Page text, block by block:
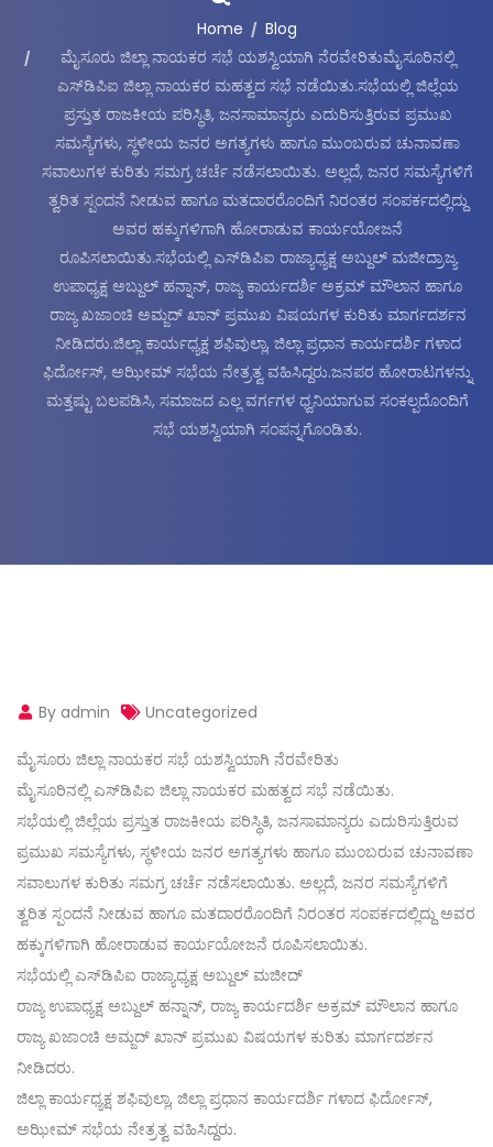
Home
Blog
ಮೈಸೂರು ಜಿಲ್ಲಾ ನಾಯಕರ ಸಭೆ ಯಶಸ್ವಿಯಾಗಿ ನೆರವೇರಿತುಮೈಸೂರಿನಲ್ಲಿ
ಎಸ್‌ಡಿಪಿಐ ಜಿಲ್ಲಾ ನಾಯಕರ ಮಹತ್ವದ ಸಭೆ ನಡೆಯಿತು.ಸಭೆಯಲ್ಲಿ ಜಿಲ್ಲೆಯ
ಪ್ರಸ್ತುತ ರಾಜಕೀಯ ಪರಿಸ್ಥಿತಿ, ಜನಸಾಮಾನ್ಯರು ಎದುರಿಸುತ್ತಿರುವ ಪ್ರಮುಖ
ಸಮಸ್ಯೆಗಳು, ಸ್ಥಳೀಯ ಜನರ ಅಗತ್ಯಗಳು ಹಾಗೂ ಮುಂಬರುವ ಚುನಾವಣಾ
ಸವಾಲುಗಳ ಕುರಿತು ಸಮಗ್ರ ಚರ್ಚೆ ನಡೆಸಲಾಯಿತು. ಅಲ್ಲದೆ, ಜನರ ಸಮಸ್ಯೆಗಳಿಗೆ
ತ್ವರಿತ ಸ್ಪಂದನೆ ನೀಡುವ ಹಾಗೂ ಮತದಾರರೊಂದಿಗೆ ನಿರಂತರ ಸಂಪರ್ಕದಲ್ಲಿದ್ದು
ಅವರ ಹಕ್ಕುಗಳಿಗಾಗಿ ಹೋರಾಡುವ ಕಾರ್ಯಯೋಜನೆ
ರೂಪಿಸಲಾಯಿತು.ಸಭೆಯಲ್ಲಿ ಎಸ್‌ಡಿಪಿಐ ರಾಜ್ಯಾಧ್ಯಕ್ಷ ಅಬ್ದುಲ್ ಮಜೀದ್ರಾಜ್ಯ
ಉಪಾಧ್ಯಕ್ಷ ಅಬ್ದುಲ್ ಹನ್ನಾನ್, ರಾಜ್ಯ ಕಾರ್ಯದರ್ಶಿ ಅಕ್ರಮ್ ಮೌಲಾನ ಹಾಗೂ
ರಾಜ್ಯ ಖಜಾಂಚಿ ಅಮ್ಜದ್ ಖಾನ್ ಪ್ರಮುಖ ವಿಷಯಗಳ ಕುರಿತು ಮಾರ್ಗದರ್ಶನ
ನೀಡಿದರು.ಜಿಲ್ಲಾ ಕಾರ್ಯಧ್ಯಕ್ಷ ಶಫಿವುಲ್ಲಾ, ಜಿಲ್ಲಾ ಪ್ರಧಾನ ಕಾರ್ಯದರ್ಶಿ ಗಳಾದ
ಫಿರ್ದೋಸ್, ಅಝೀಮ್ ಸಭೆಯ ನೇತ್ರತ್ವ ವಹಿಸಿದ್ದರು.ಜನಪರ ಹೋರಾಟಗಳನ್ನು
ಮತ್ತಷ್ಟು ಬಲಪಡಿಸಿ, ಸಮಾಜದ ಎಲ್ಲ ವರ್ಗಗಳ ಧ್ವನಿಯಾಗುವ ಸಂಕಲ್ಪದೊಂದಿಗೆ
ಸಭೆ ಯಶಸ್ವಿಯಾಗಿ ಸಂಪನ್ನಗೊಂಡಿತು.
By admin Uncategorized
ಮೈಸೂರು ಜಿಲ್ಲಾ ನಾಯಕರ ಸಭೆ ಯಶಸ್ವಿಯಾಗಿ ನೆರವೇರಿತು
ಮೈಸೂರಿನಲ್ಲಿ ಎಸ್‌ಡಿಪಿಐ ಜಿಲ್ಲಾ ನಾಯಕರ ಮಹತ್ವದ ಸಭೆ ನಡೆಯಿತು.
ಸಭೆಯಲ್ಲಿ ಜಿಲ್ಲೆಯ ಪ್ರಸ್ತುತ ರಾಜಕೀಯ ಪರಿಸ್ಥಿತಿ, ಜನಸಾಮಾನ್ಯರು ಎದುರಿಸುತ್ತಿರುವ
ಪ್ರಮುಖ ಸಮಸ್ಯೆಗಳು, ಸ್ಥಳೀಯ ಜನರ ಅಗತ್ಯಗಳು ಹಾಗೂ ಮುಂಬರುವ ಚುನಾವಣಾ
ಸವಾಲುಗಳ ಕುರಿತು ಸಮಗ್ರ ಚರ್ಚೆ ನಡೆಸಲಾಯಿತು. ಅಲ್ಲದೆ, ಜನರ ಸಮಸ್ಯೆಗಳಿಗೆ
ತ್ವರಿತ ಸ್ಪಂದನೆ ನೀಡುವ ಹಾಗೂ ಮತದಾರರೊಂದಿಗೆ ನಿರಂತರ ಸಂಪರ್ಕದಲ್ಲಿದ್ದು ಅವರ
ಹಕ್ಕುಗಳಿಗಾಗಿ ಹೋರಾಡುವ ಕಾರ್ಯಯೋಜನೆ ರೂಪಿಸಲಾಯಿತು.
ಸಭೆಯಲ್ಲಿ ಎಸ್‌ಡಿಪಿಐ ರಾಜ್ಯಾಧ್ಯಕ್ಷ ಅಬ್ದುಲ್ ಮಜೀದ್
ರಾಜ್ಯ ಉಪಾಧ್ಯಕ್ಷ ಅಬ್ದುಲ್ ಹನ್ನಾನ್, ರಾಜ್ಯ ಕಾರ್ಯದರ್ಶಿ ಅಕ್ರಮ್ ಮೌಲಾನ ಹಾಗೂ
ರಾಜ್ಯ ಖಜಾಂಚಿ ಅಮ್ಜದ್ ಖಾನ್ ಪ್ರಮುಖ ವಿಷಯಗಳ ಕುರಿತು ಮಾರ್ಗದರ್ಶನ
ನೀಡಿದರು.
ಜಿಲ್ಲಾ ಕಾರ್ಯಧ್ಯಕ್ಷ ಶಫಿವುಲ್ಲಾ, ಜಿಲ್ಲಾ ಪ್ರಧಾನ ಕಾರ್ಯದರ್ಶಿ ಗಳಾದ ಫಿರ್ದೋಸ್,
ಅಝೀಮ್ ಸಭೆಯ ನೇತ್ರತ್ವ ವಹಿಸಿದ್ದರು.